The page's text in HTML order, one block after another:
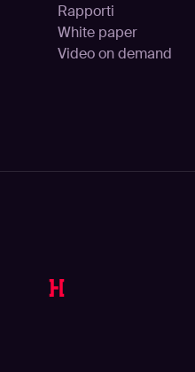
Rapporti
White paper
Video on demand